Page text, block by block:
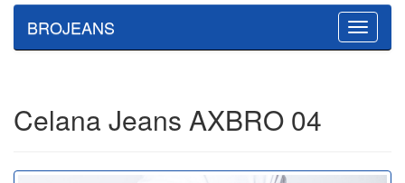
Toggle
BROJEANS
Celana Jeans AXBRO 04